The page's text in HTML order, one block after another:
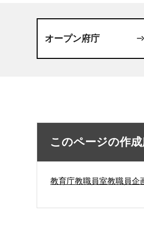
オープン府庁
このページの作
教育庁教職員室教職員企